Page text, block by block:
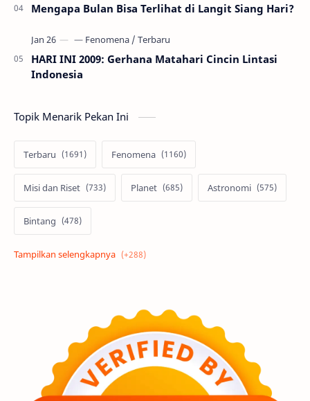
Mengapa Bulan Bisa Terlihat di Langit Siang Hari?
HARI INI 2009: Gerhana Matahari Cincin Lintasi
Indonesia
Topik Menarik Pekan Ini
Terbaru Fenomena
Misi dan Riset Planet Astronomi
Bintang
Alam semesta Galaksi
Tata Surya Hype
Asteroid Observasi
Premium Komet Bulan